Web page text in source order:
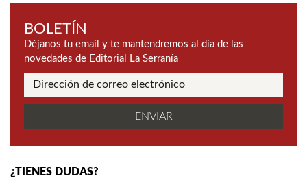
BOLETÍN
Déjanos tu email y te mantendremos al día de las
novedades de Editorial La Serranía
¿TIENES DUDAS?